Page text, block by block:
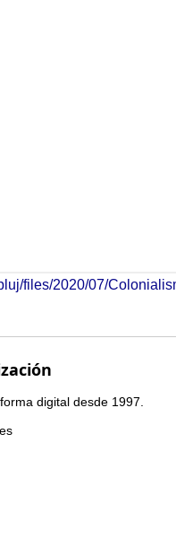
files/2020/07/
digital desde 1997.